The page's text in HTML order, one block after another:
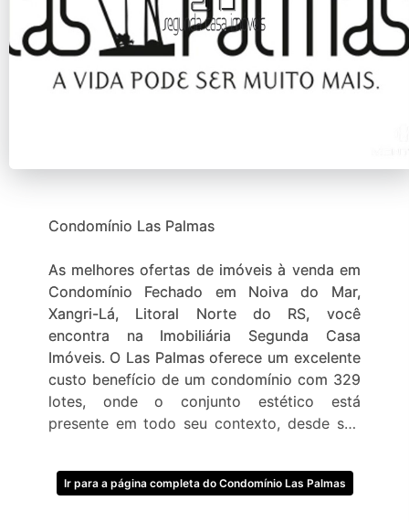
Condomínio Las Palmas
As melhores ofertas de imóveis à venda em
Condomínio Fechado em Noiva do Mar,
Xangri-Lá, Litoral Norte do RS, você
encontra na Imobiliária Segunda Casa
Imóveis. O Las Palmas oferece um excelente
custo benefício de um condomínio com 329
lotes, onde o conjunto estético está
presente em todo seu contexto, desde sua
de Punta del Este, até seu conceito de
marca, oferece uma estrutura de lazer e
Ir para a página completa do Condomínio Las Palmas